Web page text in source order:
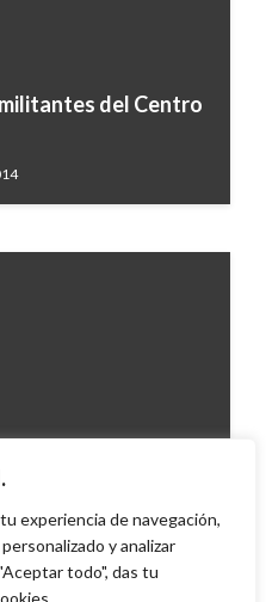
experiencia de navegación,
y analizar
todo", das tu
del Centro
de familias
y gas: Senador
implementación
a través del
2, 2016